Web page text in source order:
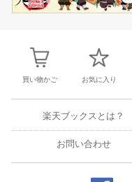
買い物かご お気に入り
楽天ブックスとは？
お問い合わせ